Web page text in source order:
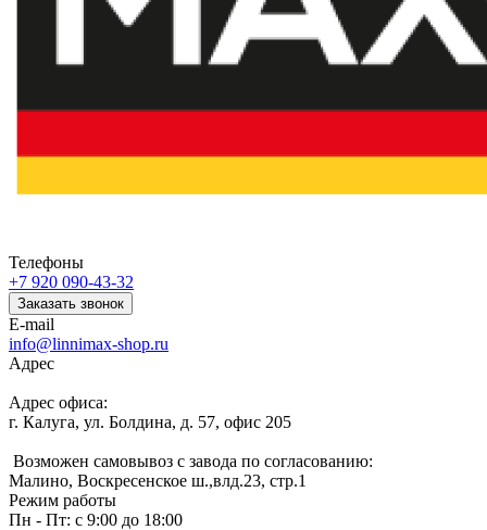
Телефоны
+7 920 090-43-32
Заказать звонок
E-mail
info@linnimax-shop.ru
Адрес
Адрес офиса:
г. Калуга, ул. Болдина, д. 57, офис 205
Возможен самовывоз с завода по согласованию:
Малино, Воскресенское ш.,влд.23, стр.1
Режим работы
Пн - Пт: с 9:00 до 18:00